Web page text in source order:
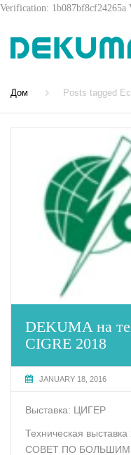
Verification: 1b087bf8cf24265a
Дом Posts tagged
DEKUMA на
CIGRE 2018
JANUARY 18, 2016
Выставка: ЦИГЕР
Техническая
СОВЕТ ПО